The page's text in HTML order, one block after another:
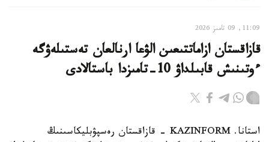
11:09, 09 تامىز 2026
قازاقستان ازاماتتىعىن الۋعا ارنالعان تەستىلەۋگە
ءوتىنىش قابىلداۋ 10-تامىزدا باستالادى
استانا. KAZINFORM - قازاقستان رەسپۋبليكاسىنىڭ